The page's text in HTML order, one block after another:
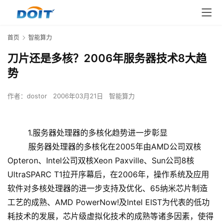
首页 智能算力
刀片还是多核？2006年服务器技术8大趋
势
作者： dostor 2006年03月21日 智能算力
1.服务器处理器的多核化趋势进一步彰显
服务器处理器的多核化在2005年由AMD公司双核
Opteron、Intel公司双核Xeon Paxville、Sun公司8核
UltraSPARC T1拉开序幕后，在2006年，操作系统及应用
软件对多核处理器的进一步支持及优化、65纳米芯片制造
工艺的成熟、AMD PowerNow!及Intel EIST为代表的低功
耗技术的发展，芯片级虚拟化技术的成熟等诸多因素，使得